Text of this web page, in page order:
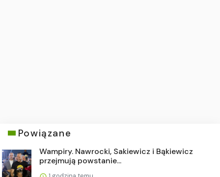
Powiązane
Wampiry. Nawrocki, Sakiewicz i Bąkiewicz
przejmują powstanie...